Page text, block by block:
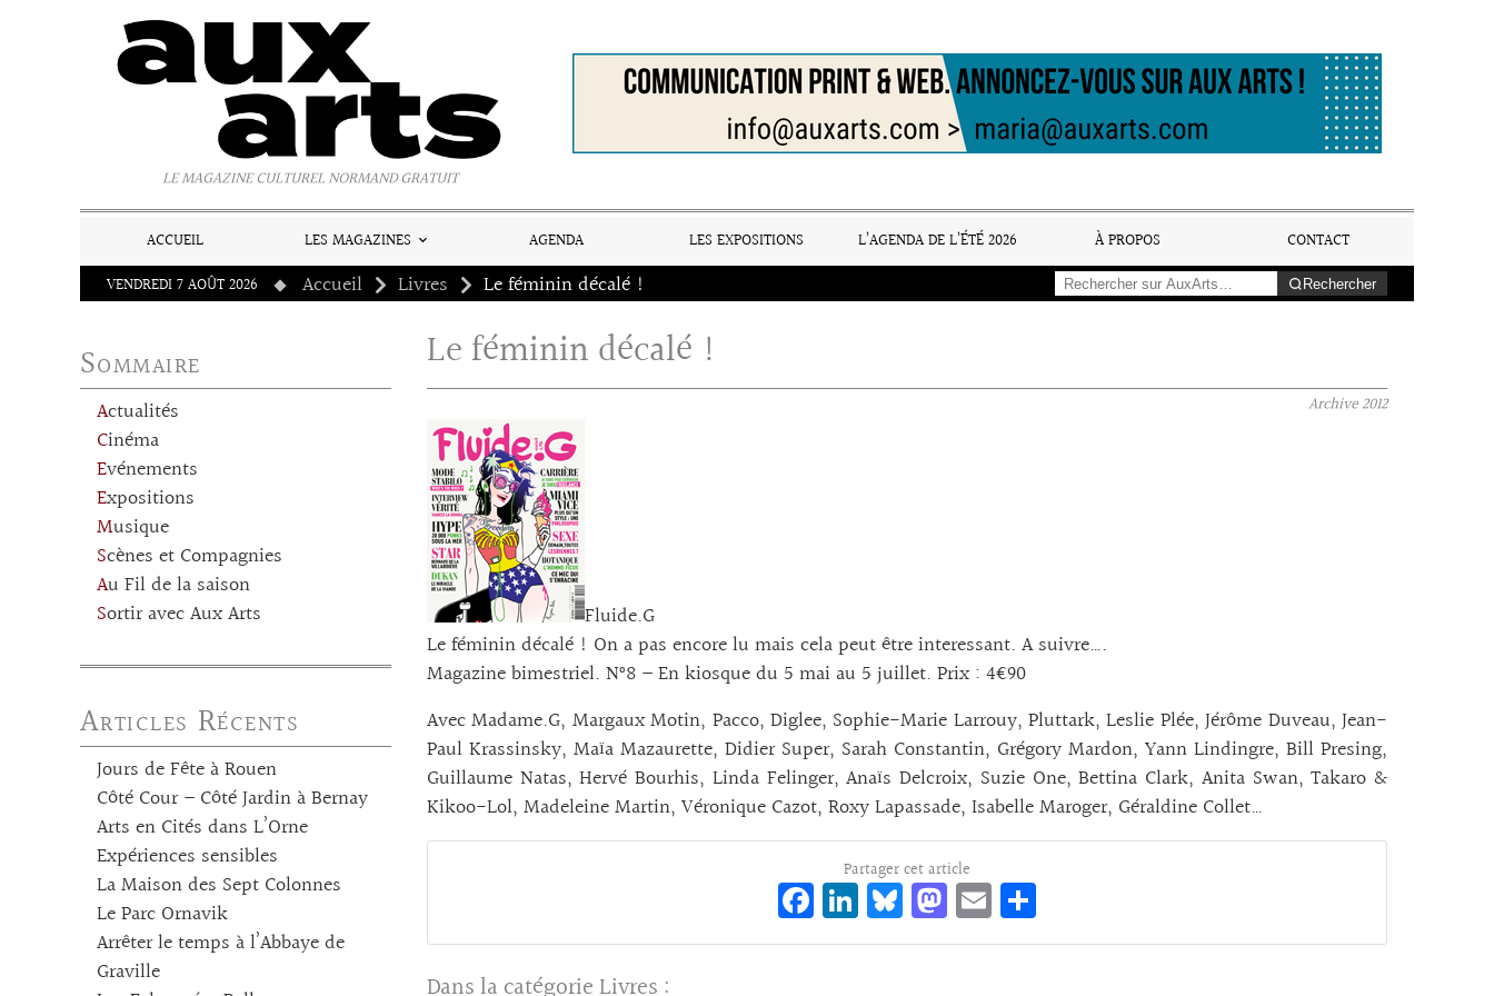
LE MAGAZINE CULTUREL NORMAND GRATUIT
ACCUEIL LES MAGAZINES AGENDA LES EXPOSITIONS L’AGENDA DE L’ÉTÉ 2026 À PROPOS
CONTACT
VENDREDI 7 AOÛT 2026
Accueil Livres Le féminin décalé ! Rechercher
Sommaire
Actualités
Cinéma
Evénements
Expositions
Musique
Scènes et Compagnies
Au Fil de la saison
Sortir avec Aux Arts
Articles Récents
Jours de Fête à Rouen
Côté Cour – Côté Jardin à Bernay
Arts en Cités dans L’Orne
Expériences sensibles
La Maison des Sept Colonnes
Le Parc Ornavik
Arrêter le temps à l’Abbaye de
Graville
Le féminin décalé !
Archive2012
Fluide.G
Le féminin décalé ! On a pas encore lu mais cela peut être interessant. A suivre….
Magazine bimestriel. N°8 – En kiosque du 5 mai au 5 juillet. Prix : 4€90
Avec Madame.G, Margaux Motin, Pacco, Diglee, Sophie-Marie Larrouy, Pluttark, Leslie Plée, Jérôme Duveau, Jean-
Paul Krassinsky, Maïa Mazaurette, Didier Super, Sarah Constantin, Grégory Mardon, Yann Lindingre, Bill Presing,
Guillaume Natas, Hervé Bourhis, Linda Felinger, Anaïs Delcroix, Suzie One, Bettina Clark, Anita Swan, Takaro &
Kikoo-Lol, Madeleine Martin, Véronique Cazot, Roxy Lapassade, Isabelle Maroger, Géraldine Collet…
Partager cet article
Fa
ce
Li
n
Bl
ue
M
as
E
m rt
Dans la catégorieLivres :
Panneau de gestion des cookies